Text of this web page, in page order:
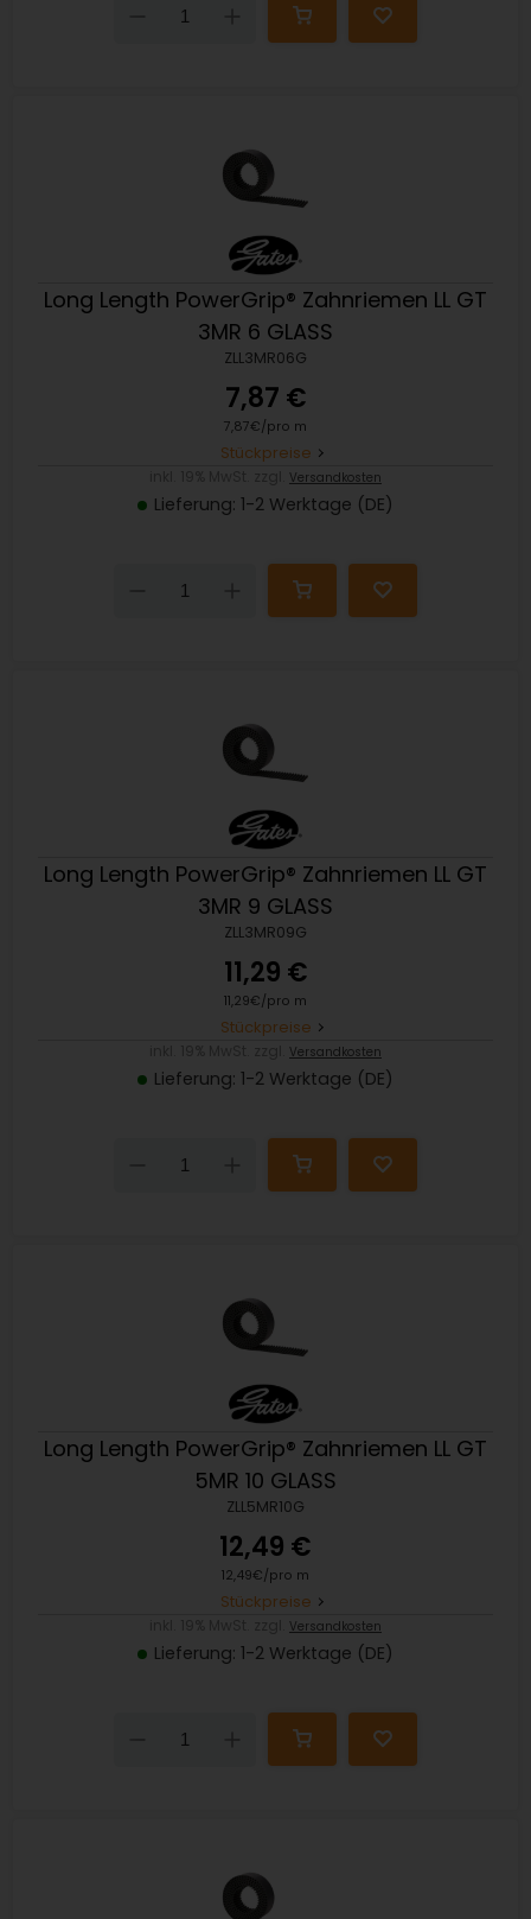
Down
Long Length PowerGrip® Zahnriemen LL GT
3MR 6 GLASS
ZLL3MR06G
7,87 €
7,87€/pro m
Stückpreise
Versandkosten
Lieferung: 1-2 Werktage (DE)
Down
Long Length PowerGrip® Zahnriemen LL GT
3MR 9 GLASS
ZLL3MR09G
11,29 €
11,29€/pro m
Stückpreise
Versandkosten
Lieferung: 1-2 Werktage (DE)
Down
Long Length PowerGrip® Zahnriemen LL GT
5MR 10 GLASS
ZLL5MR10G
12,49 €
12,49€/pro m
Stückpreise
Versandkosten
Lieferung: 1-2 Werktage (DE)
Down